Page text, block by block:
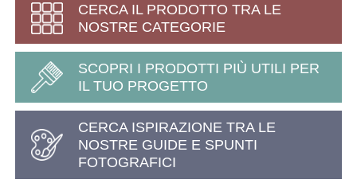
CERCA IL PRODOTTO TRA LE
NOSTRE CATEGORIE
SCOPRI I PRODOTTI PIÙ UTILI PER
IL TUO PROGETTO
CERCA ISPIRAZIONE TRA LE
NOSTRE GUIDE E SPUNTI
FOTOGRAFICI